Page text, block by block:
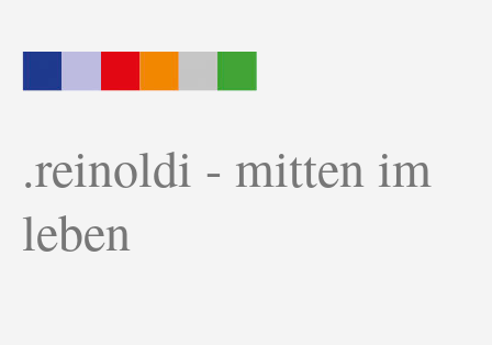
.reinoldi - mitten im
leben